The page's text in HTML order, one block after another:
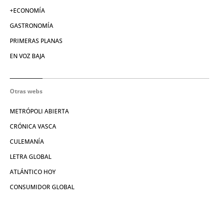
+ECONOMÍA
GASTRONOMÍA
PRIMERAS PLANAS
EN VOZ BAJA
Otras webs
METRÓPOLI ABIERTA
CRÓNICA VASCA
CULEMANÍA
LETRA GLOBAL
ATLÁNTICO HOY
CONSUMIDOR GLOBAL